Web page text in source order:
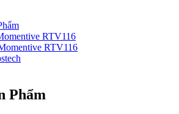
RTV116
RTV116
Phẩm